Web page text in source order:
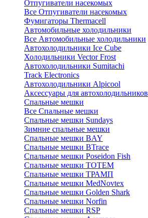
Отпугиватели насекомых
Все Отпугиватели насекомых
Фумигаторы Thermacell
Автомобильные холодильники
Все Автомобильные холодильники
Автохолодильники Ice Cube
Холодильники Vector Frost
Автохолодильники Sumitachi
Track Electronics
Автохолодильники Alpicool
Аксессуары для автохолодильников
Спальные мешки
Все Спальные мешки
Спальные мешки Sundays
Зимние спальные мешки
Спальные мешки BAY
Спальные мешки BTrace
Спальные мешки Poseidon Fish
Спальные мешки ТОТЕМ
Спальные мешки ТРАМП
Cпальные мешки MedNovtex
Спальные мешки Golden Shark
Спальные мешки Norfin
Спальные мешки RSP